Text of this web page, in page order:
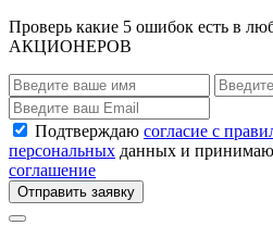
Проверь какие 5 ошибок есть в
АКЦИОНЕРОВ
Подтверждаю согласие с
персональных данных и принимаю
соглашение
Отправить заявку